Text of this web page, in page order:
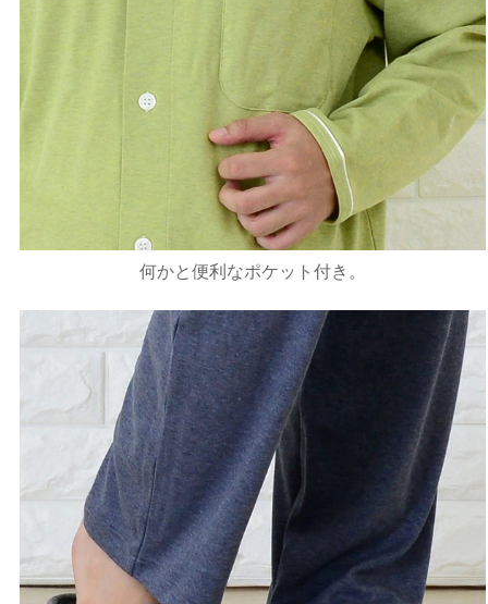
何かと便利なポケット付き。